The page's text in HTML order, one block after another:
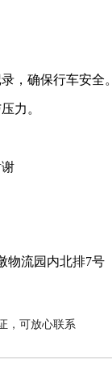
，确保行车安全。
力。
物流园内北排7号
，可放心联系